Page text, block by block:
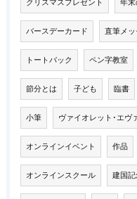
クリスマスプレゼント 年末
バースデーカード 直筆メッ
トートバック ペン字教室
節分とは 子ども 臨書
小筆 ヴァイオレット･エヴ
オンラインイベント 作品
オンラインスクール 建国記